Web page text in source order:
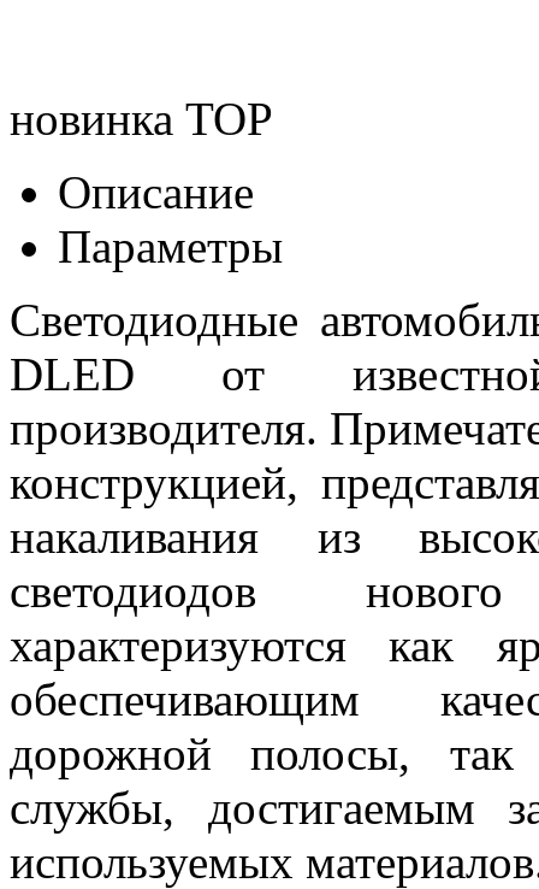
новинка TOP
Описание
Параметры
Светодиодные
DLED от
производителя.
конструкцией,
накаливания из
светодиодов
характеризуются
обеспечивающим
дорожной полосы,
службы, достигаемым
используемых